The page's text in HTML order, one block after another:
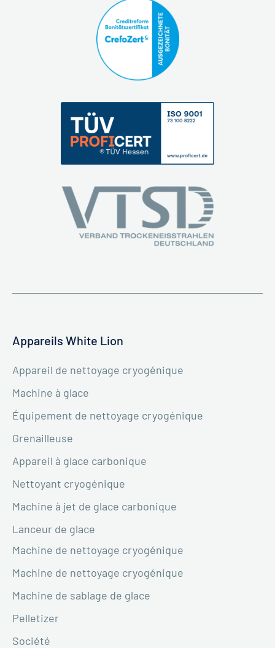
Appareils White Lion
Appareil de nettoyage cryogénique
Machine à glace
Équipement de nettoyage cryogénique
Grenailleuse
Appareil à glace carbonique
Nettoyant cryogénique
Machine à jet de glace carbonique
Lanceur de glace
Machine de nettoyage cryogénique
Machine de nettoyage cryogénique
Machine de sablage de glace
Pelletizer
Société